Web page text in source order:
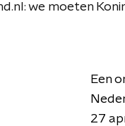
we moeten
Een
27